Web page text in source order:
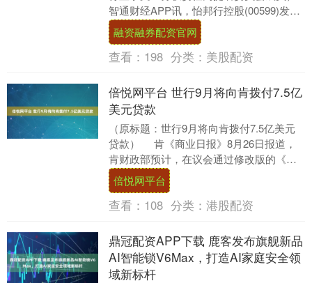
智通财经APP讯，怡邦行控股(00599)发布
公告，公司独立非执行董事文玉芬女....
融资融券配资官网
查看： 198 分类： 美股配资
倍悦网平台 世行9月将向肯拨付7.5亿
美元贷款
（原标题：世行9月将向肯拨付7.5亿美元
贷款） 肯《商业日报》8月26日报道，
肯财政部预计，在议会通过修改版的《利
益冲突法案》后，放....
倍悦网平台
查看： 108 分类： 港股配资
鼎冠配资APP下载 鹿客发布旗舰新品
AI智能锁V6Max，打造AI家庭安全领
域新标杆